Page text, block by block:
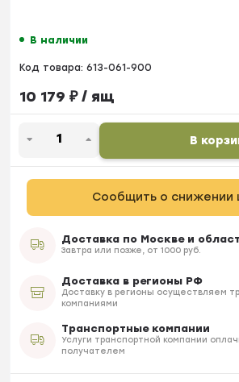
В наличии
Код товара: 613-061-900
10 179 ₽/ ящ
В
Сообщить о снижении
Доставка по Москве и
Завтра или позже, от 1000 руб.
Доставка в регионы РФ
Доставку в регионы осуществляем
компаниями
Транспортные компании
Услуги транспортной компании
получателем